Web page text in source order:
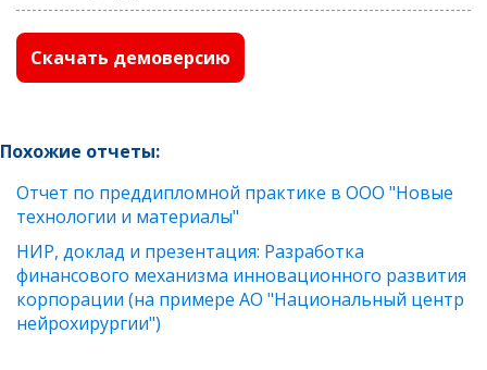
Скачать демоверсию
Похожие отчеты:
Отчет по преддипломной практике в ООО "Новые
технологии и материалы"
НИР, доклад и презентация: Разработка
финансового механизма инновационного развития
корпорации (на примере АО "Национальный центр
нейрохирургии")